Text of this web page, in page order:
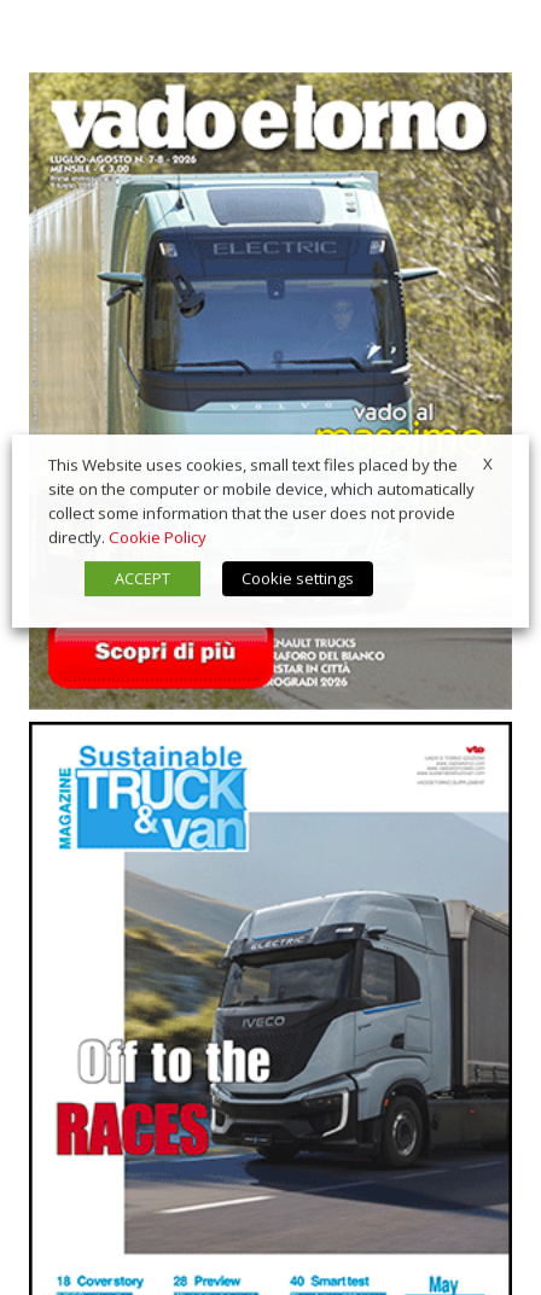
X
This Website uses cookies, small text files placed by the
site on the computer or mobile device, which automatically
collect some information that the user does not provide
directly. Cookie Policy
ACCEPT
Cookie settings